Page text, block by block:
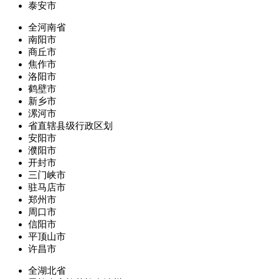
泰安市
全河南省
南阳市
商丘市
焦作市
洛阳市
鹤壁市
新乡市
漯河市
省直辖县级行政区划
安阳市
濮阳市
开封市
三门峡市
驻马店市
郑州市
周口市
信阳市
平顶山市
许昌市
全湖北省